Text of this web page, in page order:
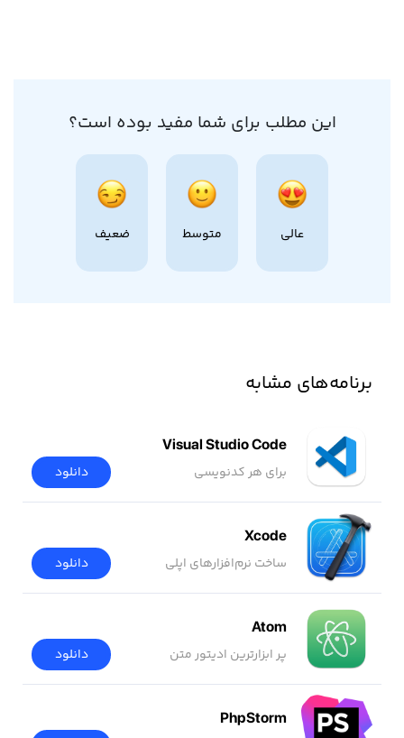
این مطلب برای شما مفید بوده است؟
عالی متوسط ضعیف
برنامه‌های مشابه
Visual Studio Code
برای هر کدنویسی دانلود
Xcode
ساخت نرم‌افزار‌های اپلی دانلود
Atom
پر ابزارترین ادیتور متن دانلود
PhpStorm